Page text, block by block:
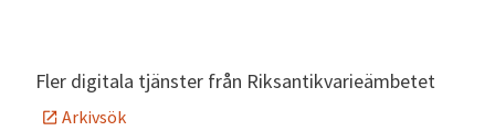
Fler digitala tjänster från Riksantikvarieämbetet
Arkivsök